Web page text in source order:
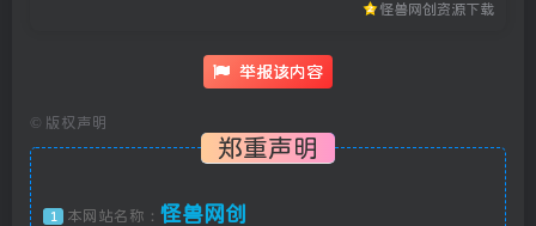
怪兽网创资源下载
举报该内容
© 版权声明
郑重声明
1 本网站名称： 怪兽网创